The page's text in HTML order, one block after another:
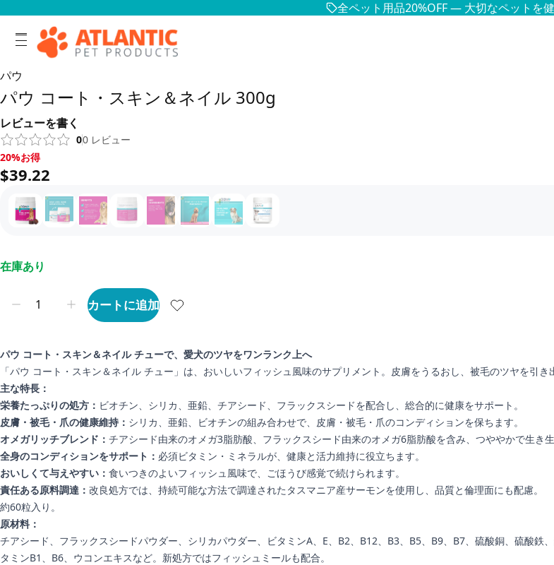
全ペット用品20%OFF — 大切なペットを
パウ
パウ コート・スキン＆ネイル 300g
レビューを書く
00 レビュー
20%お得, $39.22
20%お得
$39.22
在庫あり
カートに追加
パウ コート・スキン＆ネイル チューで、愛犬のツヤをワンランク上へ
「パウ コート・スキン＆ネイル チュー」は、おいしいフィッシュ風味のサプリメント。皮膚をうるおし、被毛のツヤを引き
主な特長：
栄養たっぷりの処方： ビオチン、シリカ、亜鉛、チアシード、フラックスシードを配合し、総合的に健康をサポート。
皮膚・被毛・爪の健康維持： シリカ、亜鉛、ビオチンの組み合わせで、皮膚・被毛・爪のコンディションを保ちます。
オメガリッチブレンド： チアシード由来のオメガ3脂肪酸、フラックスシード由来のオメガ6脂肪酸を含み、つややかで生き生
全身のコンディションをサポート： 必須ビタミン・ミネラルが、健康と活力維持に役立ちます。
おいしくて与えやすい： 食いつきのよいフィッシュ風味で、ごほうび感覚で続けられます。
責任ある原料調達： 改良処方では、持続可能な方法で調達されたタスマニア産サーモンを使用し、品質と倫理面にも配慮。
約60粒入り。
原材料：
チアシード、フラックスシードパウダー、シリカパウダー、ビタミンA、E、B2、B12、B3、B5、B9、B7、硫酸銅、硫酸
タミンB1、B6、ウコンエキスなど。新処方ではフィッシュミールも配合。